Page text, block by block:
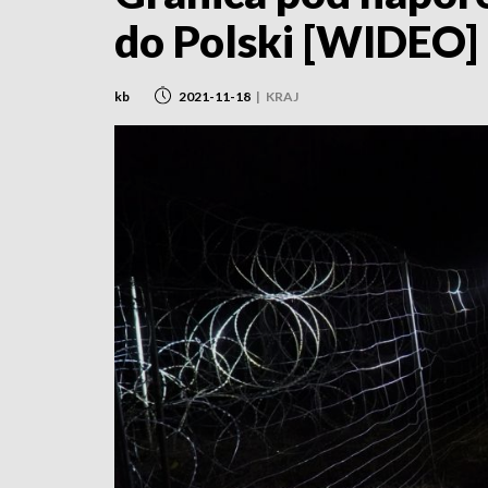
do Polski [WIDEO]
kb 2021-11-18 | KRAJ